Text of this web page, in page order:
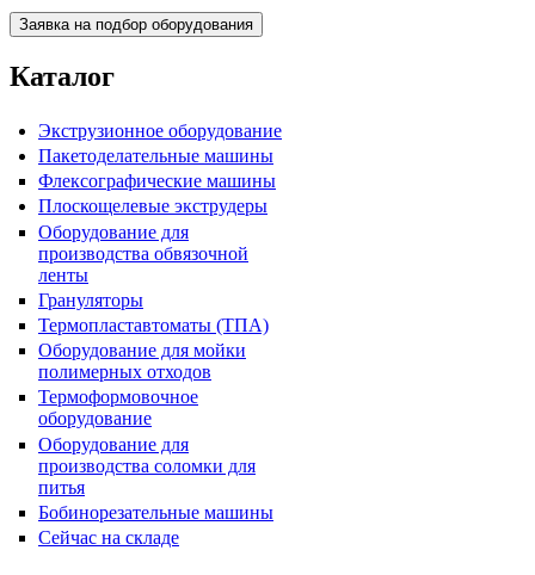
Пакетоделательная машина
BJAF+S 40*2M
Пакетоделательная машина
Каталог
Экструзионное оборудование
Пакетоделательные машины
Флексографические машины
Плоскощелевые экструдеры
Оборудование для
производства обвязочной
ленты
Грануляторы
Термопластавтоматы (ТПА)
Оборудование для мойки
полимерных отходов
Термоформовочное
оборудование
Оборудование для
производства соломки для
питья
Бобинорезательные машины
Сейчас на складе